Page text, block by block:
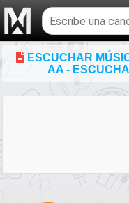
Buscar
temas
musicales
ESCUCHAR
AA -